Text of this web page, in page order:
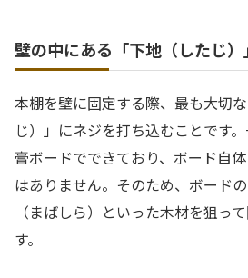
壁の中にある「下地（したじ
本棚を壁に固定する際、最も大切
じ）」にネジを打ち込むことです
膏ボードでできており、ボード自
はありません。そのため、ボード
（まばしら）といった木材を狙っ
す。